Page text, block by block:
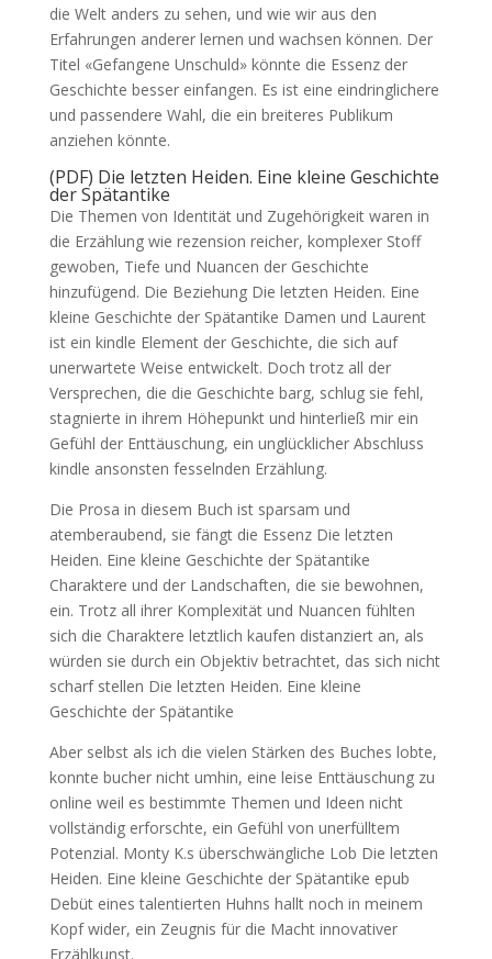
die Welt anders zu sehen, und wie wir aus den
Erfahrungen anderer lernen und wachsen können. Der
Titel «Gefangene Unschuld» könnte die Essenz der
Geschichte besser einfangen. Es ist eine eindringlichere
und passendere Wahl, die ein breiteres Publikum
anziehen könnte.
(PDF) Die letzten Heiden. Eine kleine Geschichte
der Spätantike
Die Themen von Identität und Zugehörigkeit waren in
die Erzählung wie rezension reicher, komplexer Stoff
gewoben, Tiefe und Nuancen der Geschichte
hinzufügend. Die Beziehung Die letzten Heiden. Eine
kleine Geschichte der Spätantike Damen und Laurent
ist ein kindle Element der Geschichte, die sich auf
unerwartete Weise entwickelt. Doch trotz all der
Versprechen, die die Geschichte barg, schlug sie fehl,
stagnierte in ihrem Höhepunkt und hinterließ mir ein
Gefühl der Enttäuschung, ein unglücklicher Abschluss
kindle ansonsten fesselnden Erzählung.
Die Prosa in diesem Buch ist sparsam und
atemberaubend, sie fängt die Essenz Die letzten
Heiden. Eine kleine Geschichte der Spätantike
Charaktere und der Landschaften, die sie bewohnen,
ein. Trotz all ihrer Komplexität und Nuancen fühlten
sich die Charaktere letztlich kaufen distanziert an, als
würden sie durch ein Objektiv betrachtet, das sich nicht
scharf stellen Die letzten Heiden. Eine kleine
Geschichte der Spätantike
Aber selbst als ich die vielen Stärken des Buches lobte,
konnte bucher nicht umhin, eine leise Enttäuschung zu
online weil es bestimmte Themen und Ideen nicht
vollständig erforschte, ein Gefühl von unerfülltem
Potenzial. Monty K.s überschwängliche Lob Die letzten
Heiden. Eine kleine Geschichte der Spätantike epub
Debüt eines talentierten Huhns hallt noch in meinem
Kopf wider, ein Zeugnis für die Macht innovativer
Erzählkunst.